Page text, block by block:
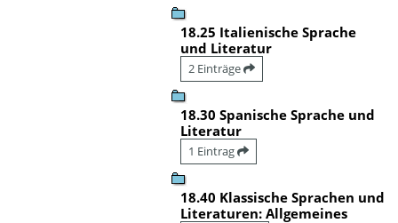
18.25 Italienische Sprache
und Literatur
2 Einträge
18.30 Spanische Sprache und
Literatur
1 Eintrag
18.40 Klassische Sprachen und
Literaturen: Allgemeines